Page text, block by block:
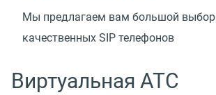
Мы предлагаем вам большой выбор
качественных SIP телефонов
Виртуальная АТС